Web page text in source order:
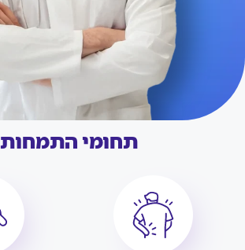
תחומי התמחות